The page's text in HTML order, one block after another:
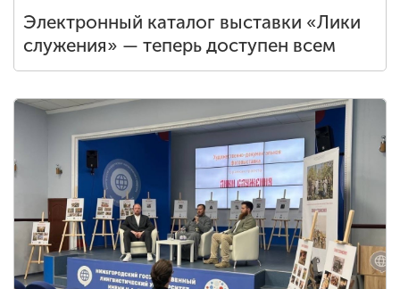
Электронный каталог выставки «Лики
служения» — теперь доступен всем